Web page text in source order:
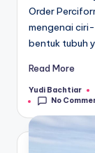
Order
mengenai ciri-
bentuk tubuh
Read More
Posted
by
Yudi Bachtiar
Tags:
No